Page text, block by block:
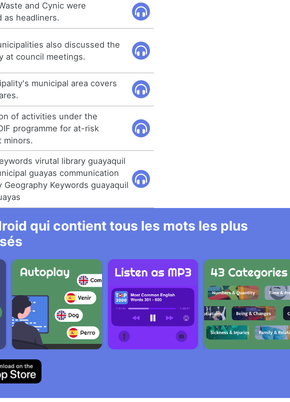
and Cynic were
as headliners.
also discussed the
at council meetings.
municipal area covers
of activities under the
programme for at-risk
minors.
virutal library guayaquil
guayas communication
Geography Keywords guayaquil
qui contient tous les mots les plus